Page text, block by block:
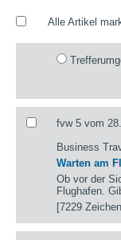
Alle Artikel
fvw 5 vom
Business
Warten am
Ob vor der
Flughafen.
[7229